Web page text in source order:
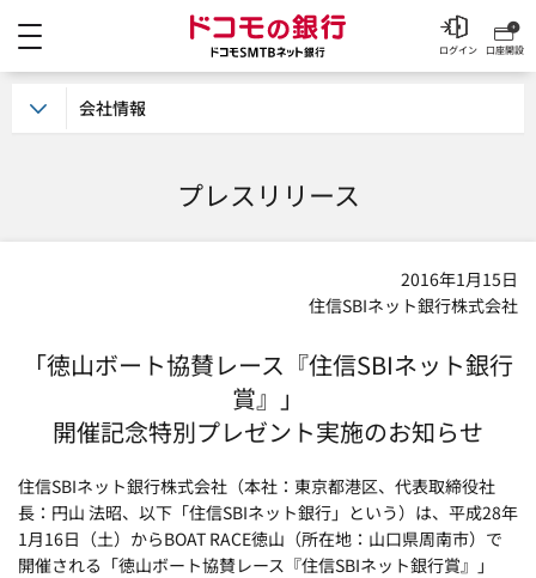
ドコモの銀行 ドコモ
口座開設
ログイン
プレスリリース
2016年1月15日
住信SBIネット銀行株式会社
「徳山ボート協賛レース『住信SBIネット銀行
賞』」
開催記念特別プレゼント実施のお知らせ
住信SBIネット銀行株式会社（本社：東京都港区、代表取締役社
長：円山 法昭、以下「住信SBIネット銀行」という）は、平成28年
1月16日（土）からBOAT RACE徳山（所在地：山口県周南市）で
開催される「徳山ボート協賛レース『住信SBIネット銀行賞』」
会社情報